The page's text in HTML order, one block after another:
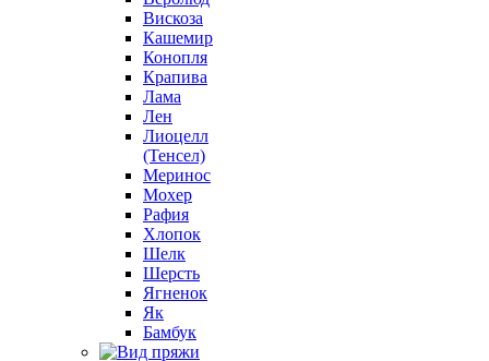
Вискоза
Кашемир
Конопля
Крапива
Лама
Лен
Лиоцелл
(Тенсел)
Меринос
Мохер
Рафия
Хлопок
Шелк
Шерсть
Ягненок
Як
Бамбук